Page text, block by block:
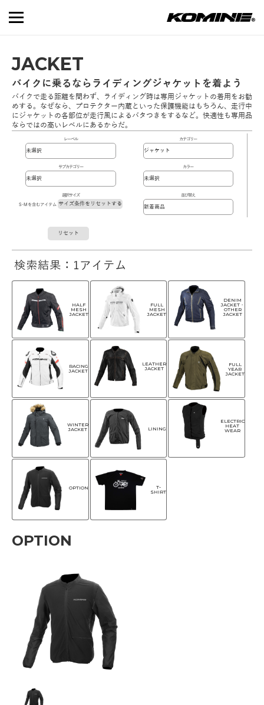
JACKET
バイクに乗るならライディングジャケットを着よう
バイクで走る距離を問わず、ライディング時は専用ジャケットの着用をお勧
めする。なぜなら、プロテクター内蔵といった保護機能はもちろん、走行中
にジャケットの各部位が走行風によるバタつきをするなど。快適性も専用品
ならではの高いレベルにあるからだ。
レーベル カテゴリー
サブカテゴリー カラー
選択サイズ
S-Mを含むアイテム サイズ条件をリセットする
並び替え
リセット
検索結果：1アイテム
HALF
MESH
JACKET
FULL
MESH
JACKET
DENIM
JACKET・
OTHER
JACKET
RACING
JACKET
LEATHER
JACKET
FULL
YEAR
JACKET
WINTER
JACKET
LINING
ELECTRIC
HEAT
WEAR
OPTION
T-
SHIRT
OPTION